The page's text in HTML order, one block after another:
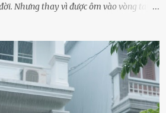
Nhưng thay vì được ôm vào vòng tay
Trần Quốc Tùng xem như điềm gở. Ông
lực có tiếng ở Bình Dương, cùng vợ là
định nhẫn tâm: bỏ lại đứa trẻ. Họ
nuôi dưỡng” và ký vào giấy từ chối
viện xử lý bé như một trường hợp bị